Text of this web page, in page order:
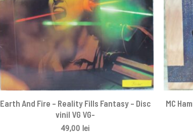
Earth And Fire – Reality Fills Fantasy – Disc
vinil VG VG-
49,00 lei
MC